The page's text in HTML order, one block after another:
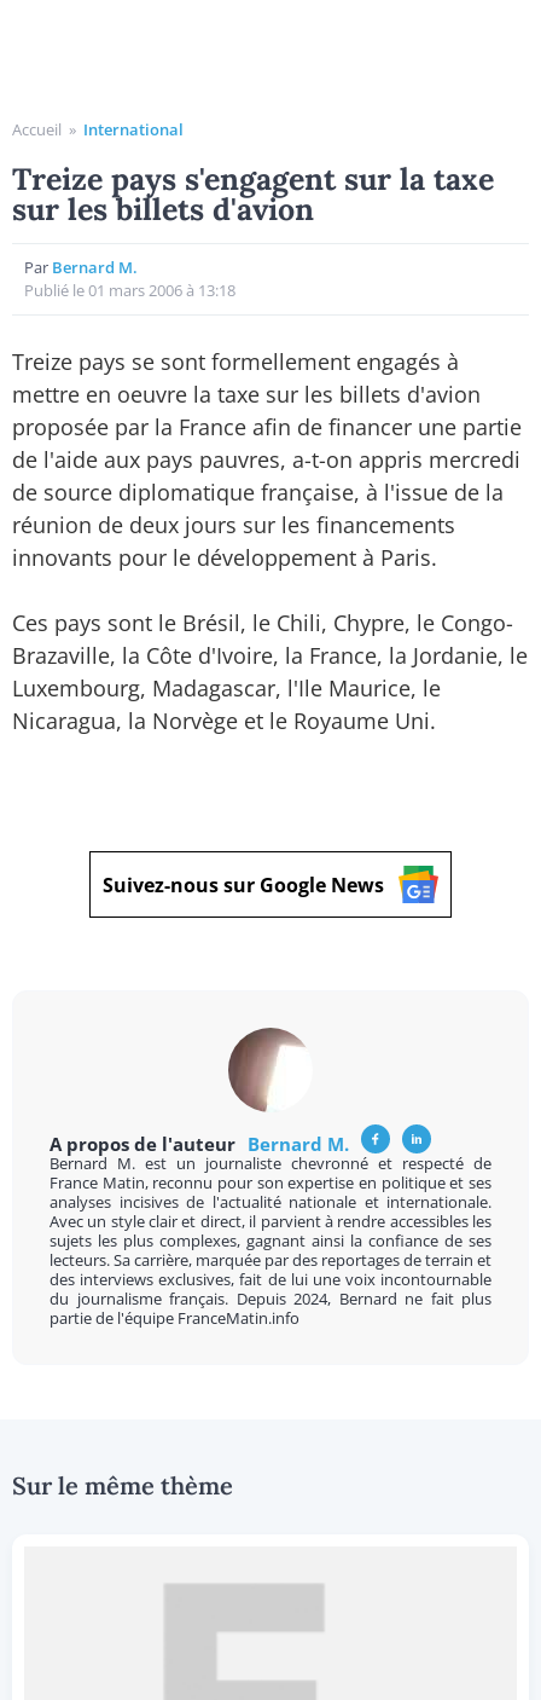
Accueil » International
Treize pays s'engagent sur la taxe
sur les billets d'avion
Par Bernard M.
Publié le 01 mars 2006 à 13:18
Treize pays se sont formellement engagés à
mettre en oeuvre la taxe sur les billets d'avion
proposée par la France afin de financer une partie
de l'aide aux pays pauvres, a-t-on appris mercredi
de source diplomatique française, à l'issue de la
réunion de deux jours sur les financements
innovants pour le développement à Paris.
Ces pays sont le Brésil, le Chili, Chypre, le Congo-
Brazaville, la Côte d'Ivoire, la France, la Jordanie, le
Luxembourg, Madagascar, l'Ile Maurice, le
Nicaragua, la Norvège et le Royaume Uni.
Suivez-nous sur Google News
A propos de l'auteur Bernard M.
Bernard M. est un journaliste chevronné et respecté de
France Matin, reconnu pour son expertise en politique et ses
analyses incisives de l'actualité nationale et internationale.
Avec un style clair et direct, il parvient à rendre accessibles les
sujets les plus complexes, gagnant ainsi la confiance de ses
lecteurs. Sa carrière, marquée par des reportages de terrain et
des interviews exclusives, fait de lui une voix incontournable
du journalisme français. Depuis 2024, Bernard ne fait plus
partie de l'équipe FranceMatin.info
Sur le même thème